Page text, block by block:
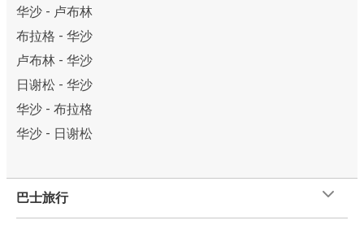
华沙 - 卢布林
布拉格 - 华沙
卢布林 - 华沙
日谢松 - 华沙
华沙 - 布拉格
华沙 - 日谢松
巴士旅行